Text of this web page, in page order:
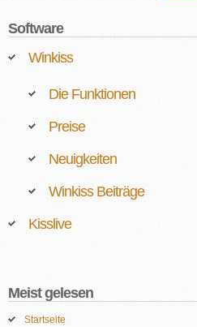
Software
Winkiss
Die Funktionen
Preise
Neuigkeiten
Winkiss Beiträge
Kisslive
Meist gelesen
Startseite